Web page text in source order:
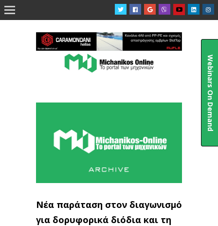

Νέα παράταση στον διαγωνισμό
για δορυφορικά διόδια και τη
Webinars On Demand